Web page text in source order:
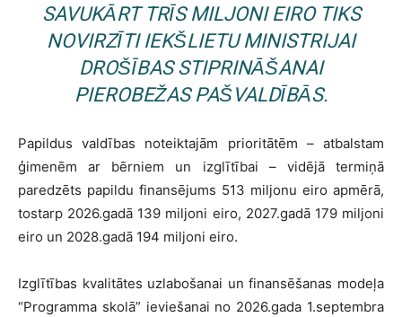
SAVUKĀRT TRĪS MILJONI EIRO TIKS
NOVIRZĪTI IEKŠLIETU MINISTRIJAI
DROŠĪBAS STIPRINĀŠANAI
PIEROBEŽAS PAŠVALDĪBĀS.
Papildus valdības noteiktajām prioritātēm – atbalstam
ģimenēm ar bērniem un izglītībai – vidējā termiņā
paredzēts papildu finansējums 513 miljonu eiro apmērā,
tostarp 2026.gadā 139 miljoni eiro, 2027.gadā 179 miljoni
eiro un 2028.gadā 194 miljoni eiro.
Izglītības kvalitātes uzlabošanai un finansēšanas modeļa
“Programma skolā” ieviešanai no 2026.gada 1.septembra